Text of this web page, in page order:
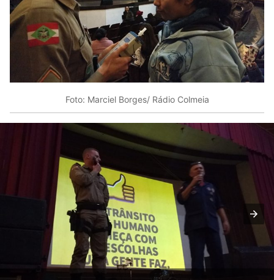
Foto: Marciel Borges/ Rádio Colmeia